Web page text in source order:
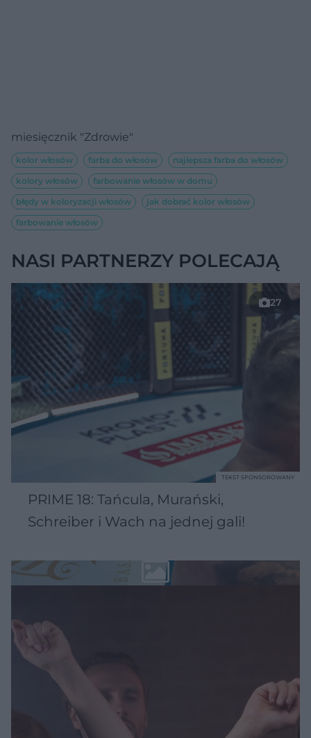
miesięcznik "Zdrowie"
kolor włosów farba do włosów
najlepsza farba do włosów
kolory włosów
farbowanie włosów w domu
błędy w koloryzacji włosów
jak dobrać kolor włosów
farbowanie włosów
NASI PARTNERZY POLECAJĄ
27
PRIME 18: Tańcula, Murański,
Schreiber i Wach na jednej gali!
TEKST SPONSOROWANY